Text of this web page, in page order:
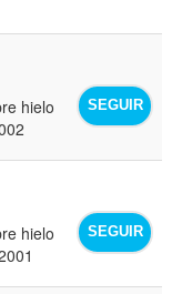
SEGUIR
hielo
SEGUIR
hielo